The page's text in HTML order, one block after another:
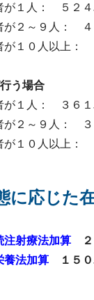
が１人： ５
が２～９人：
が１０人以上
う場合
が１人： ３
が２～９人：
が１０人以上
に応じた
注射療法加算 ２
養法加算 １５０